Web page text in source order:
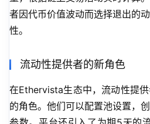
者因代币价值波动而选择退出的
性。
流动性提供者的新角色
在Ethervista生态中，流动性提
的角色。他们可以配置池设置，